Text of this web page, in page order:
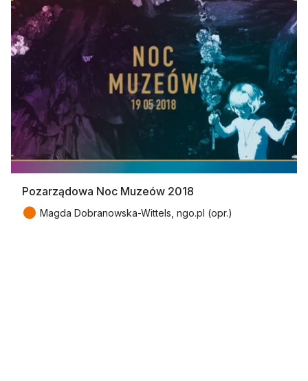
Pozarządowa Noc Muzeów 2018
● Magda Dobranowska-Wittels, ngo.pl (opr.)